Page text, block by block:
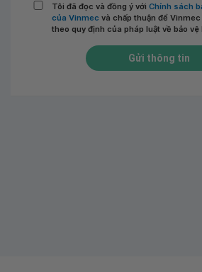
Tôi đã đọc và đồng ý với Chính sách
của Vinmec và chấp thuận để
theo quy định của pháp luật về bảo vệ
Gửi thông tin